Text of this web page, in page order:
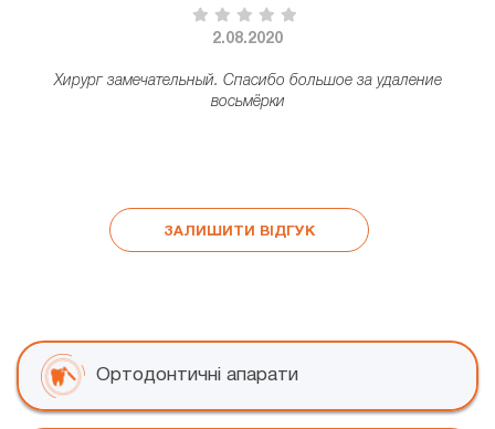
2.08.2020
Хирург замечательный. Спасибо большое за удаление
восьмёрки
ЗАЛИШИТИ ВІДГУК
Ортодонтичні апарати